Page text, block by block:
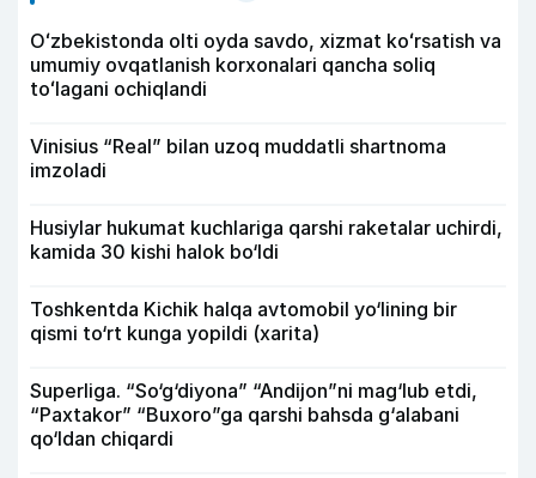
Oʻzbekistonda olti oyda savdo, xizmat koʻrsatish va
umumiy ovqatlanish korxonalari qancha soliq
toʻlagani ochiqlandi
Vinisius “Real” bilan uzoq muddatli shartnoma
imzoladi
Husiylar hukumat kuchlariga qarshi raketalar uchirdi,
kamida 30 kishi halok bo‘ldi
Toshkentda Kichik halqa avtomobil yo‘lining bir
qismi to‘rt kunga yopildi (xarita)
Superliga. “So‘g‘diyona” “Andijon”ni mag‘lub etdi,
“Paxtakor” “Buxoro”ga qarshi bahsda g‘alabani
qo‘ldan chiqardi